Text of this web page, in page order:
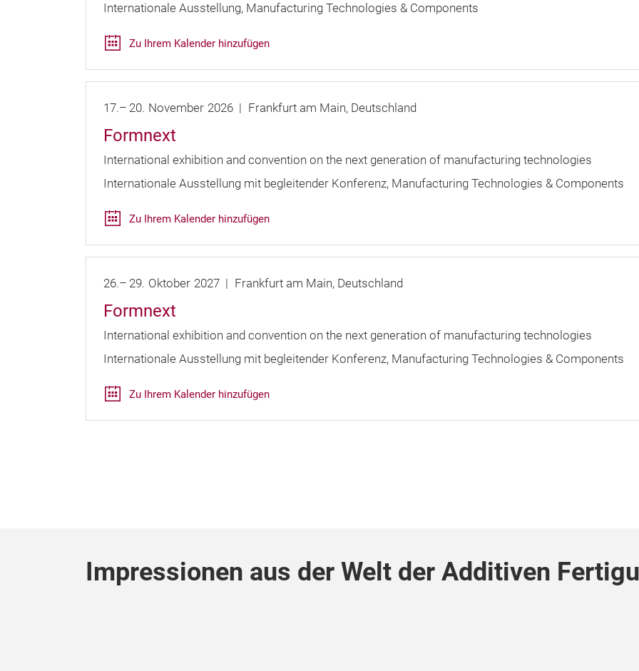
Internationale Ausstellung Manufacturing Technologies & Components
Zu Ihrem Kalender hinzufügen
17.– 20. November 2026 Frankfurt am Main Deutschland
Formnext
International exhibition and convention on the next generation of manufacturing technologies
Internationale Ausstellung mit begleitender Konferenz Manufacturing Technologies & Components
Zu Ihrem Kalender hinzufügen
26.– 29. Oktober 2027 Frankfurt am Main Deutschland
Formnext
International exhibition and convention on the next generation of manufacturing technologies
Internationale Ausstellung mit begleitender Konferenz Manufacturing Technologies & Components
Zu Ihrem Kalender hinzufügen
Impressionen aus der Welt der Additiven